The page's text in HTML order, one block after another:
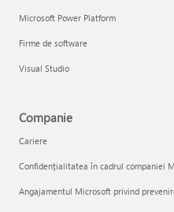
Microsoft Power Platform
Firme de software
Visual Studio
Companie
Cariere
Confidențialitatea în cadrul companiei
Angajamentul Microsoft privind